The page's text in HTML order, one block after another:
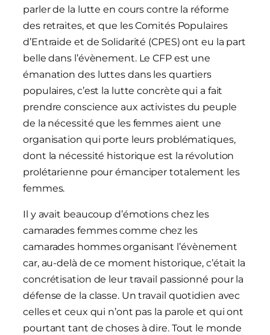
parler de la lutte en cours contre la réforme
des retraites, et que les Comités Populaires
d’Entraide et de Solidarité (CPES) ont eu la part
belle dans l’évènement. Le CFP est une
émanation des luttes dans les quartiers
populaires, c’est la lutte concrète qui a fait
prendre conscience aux activistes du peuple
de la nécessité que les femmes aient une
organisation qui porte leurs problématiques,
dont la nécessité historique est la révolution
prolétarienne pour émanciper totalement les
femmes.
Il y avait beaucoup d’émotions chez les
camarades femmes comme chez les
camarades hommes organisant l’évènement
car, au-delà de ce moment historique, c’était la
concrétisation de leur travail passionné pour la
défense de la classe. Un travail quotidien avec
celles et ceux qui n’ont pas la parole et qui ont
pourtant tant de choses à dire. Tout le monde